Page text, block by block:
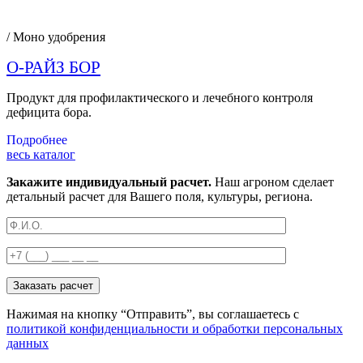
/ Моно удобрения
О-РАЙЗ БОР
Продукт для профилактического и лечебного контроля
дефицита бора.
Подробнее
весь каталог
Закажите индивидуальный расчет. Наш агроном сделает
детальный расчет для Вашего поля, культуры, региона.
Заказать расчет
Нажимая на кнопку “Отправить”, вы соглашаетесь с
политикой конфиденциальности и обработки персональных
данных